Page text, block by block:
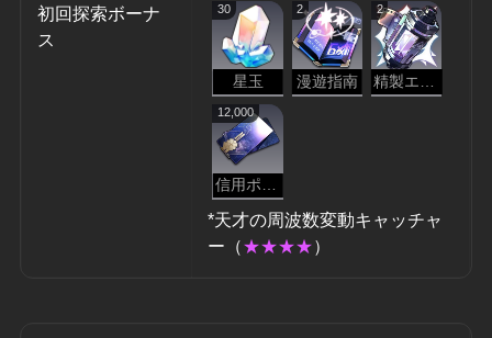
初回探索ボーナ
ス
30
星玉
2
漫遊指南
2
12,000
*天才の周波数変動キャッチャ
ー（★★★★）